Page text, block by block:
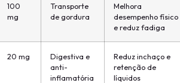
100
mg
Transporte
de gordura
Melhora
desempenho físico
e reduz fadiga
20 mg
Digestiva e
anti-
inflamatória
Reduz inchaço e
retenção de
líquidos